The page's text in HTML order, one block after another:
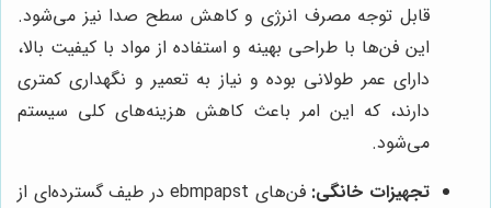
قابل توجه مصرف انرژی و کاهش سطح صدا نیز می‌شود.
این فن‌ها با طراحی بهینه و استفاده از مواد با کیفیت بالا،
دارای عمر طولانی بوده و نیاز به تعمیر و نگهداری کمتری
دارند، که این امر باعث کاهش هزینه‌های کلی سیستم
می‌شود.
تجهیزات خانگی:
فن‌های ebmpapst در طیف گسترده‌ای از